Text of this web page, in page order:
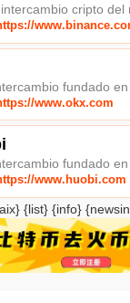
cripto del
fundado en
www.okx.com
fundado en
www.huobi.com
{list} {info}